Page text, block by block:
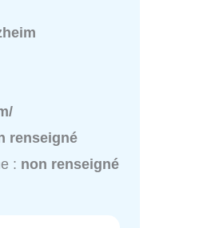
renseigné
: non renseigné